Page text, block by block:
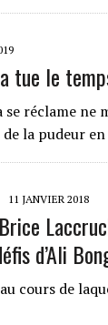
tue le
réclame ne
la pudeur
11 JANVIER 2018
d’Ali
cours de